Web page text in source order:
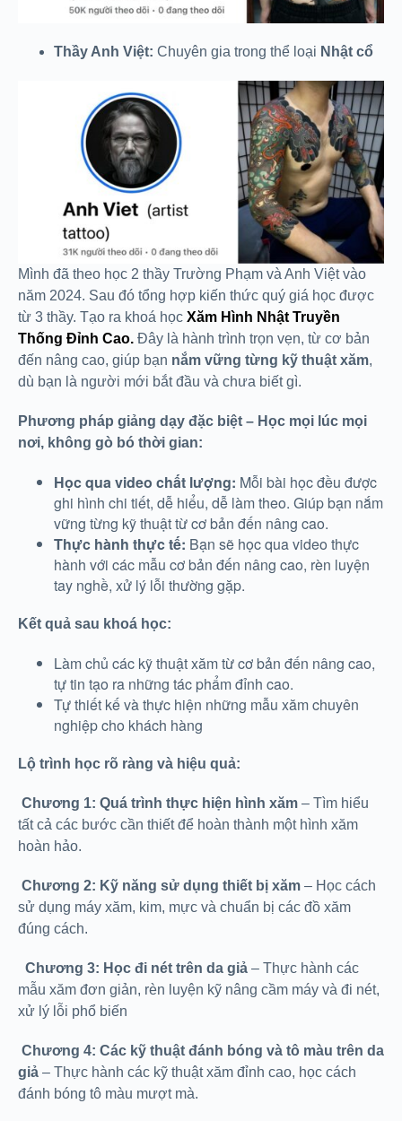
Thầy Anh Việt: Chuyên gia trong thể loại Nhật cổ
Mình đã theo học 2 thầy Trường Phạm và Anh Việt vào
năm 2024. Sau đó tổng hợp kiến thức quý giá học được
từ 3 thầy. Tạo ra khoá học Xăm Hình Nhật Truyền
Thống Đỉnh Cao. Đây là hành trình trọn vẹn, từ cơ bản
đến nâng cao, giúp bạn nắm vững từng kỹ thuật xăm,
dù bạn là người mới bắt đầu và chưa biết gì.
Phương pháp giảng dạy đặc biệt – Học mọi lúc mọi
nơi, không gò bó thời gian:
Học qua video chất lượng: Mỗi bài học đều được
ghi hình chi tiết, dễ hiểu, dễ làm theo. Giúp bạn nắm
vững từng kỹ thuật từ cơ bản đến nâng cao.
Thực hành thực tế: Bạn sẽ học qua video thực
hành với các mẫu cơ bản đến nâng cao, rèn luyện
tay nghề, xử lý lỗi thường gặp.
Kết quả sau khoá học:
Làm chủ các kỹ thuật xăm từ cơ bản đến nâng cao,
tự tin tạo ra những tác phẩm đỉnh cao.
Tự thiết kế và thực hiện những mẫu xăm chuyên
nghiệp cho khách hàng
Lộ trình học rõ ràng và hiệu quả:
Chương 1: Quá trình thực hiện hình xăm – Tìm hiểu
tất cả các bước cần thiết để hoàn thành một hình xăm
hoàn hảo.
Chương 2: Kỹ năng sử dụng thiết bị xăm – Học cách
sử dụng máy xăm, kim, mực và chuẩn bị các đồ xăm
đúng cách.
Chương 3: Học đi nét trên da giả – Thực hành các
mẫu xăm đơn giản, rèn luyện kỹ nâng cầm máy và đi nét,
xử lý lỗi phổ biến
Chương 4: Các kỹ thuật đánh bóng và tô màu trên da
giả – Thực hành các kỹ thuật xăm đỉnh cao, học cách
đánh bóng tô màu mượt mà.